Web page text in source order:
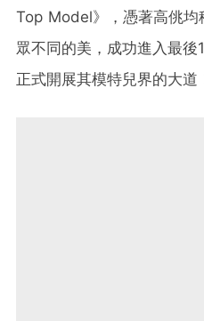
Top Model》，憑著高佻均
眾不同的美，成功進入最後
正式開展其模特兒界的大道